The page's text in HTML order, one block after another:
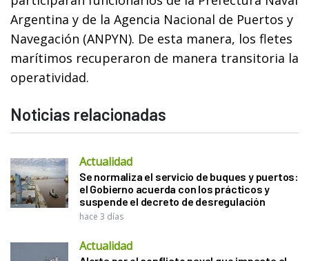
Argentina y de la Agencia Nacional de Puertos y
Navegación (ANPYN). De esta manera, los fletes
marítimos recuperaron de manera transitoria la
operatividad.
Noticias relacionadas
Actualidad
Se normaliza el servicio de buques y puertos:
el Gobierno acuerda con los prácticos y
suspende el decreto de desregulación
hace 3 días
Actualidad